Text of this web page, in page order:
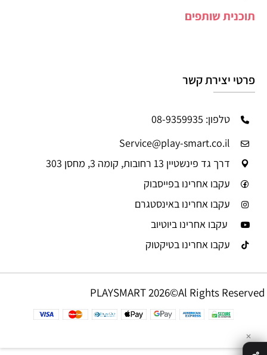
תוכנית שותפים
פרטי יצירת קשר
טלפון: 08-9359935
Service@play-smart.co.il
דרך גד פינשטיין 13 רחובות, קומה 3, מחסן 303
עקבו אחרינו בפייסבוק
עקבו אחרינו באינסטגרם
עקבו אחרינו ביוטיוב
עקבו אחרינו בטיקטוק
PLAYSMART 2026©Al Rights Reserved
✕